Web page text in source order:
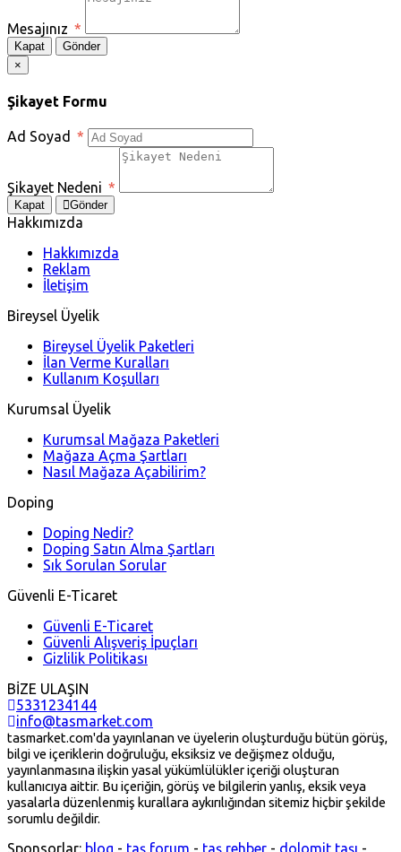
Mesajınız *
Kapat
Gönder
×
Şikayet Formu
Ad Soyad *
Şikayet Nedeni *
Kapat Gönder
Hakkımızda
Hakkımızda
Reklam
İletişim
Bireysel Üyelik
Bireysel Üyelik Paketleri
İlan Verme Kuralları
Kullanım Koşulları
Kurumsal Üyelik
Kurumsal Mağaza Paketleri
Mağaza Açma Şartları
Nasıl Mağaza Açabilirim?
Doping
Doping Nedir?
Doping Satın Alma Şartları
Sık Sorulan Sorular
Güvenli E-Ticaret
Güvenli E-Ticaret
Güvenli Alışveriş İpuçları
Gizlilik Politikası
BİZE ULAŞIN
5331234144
info@tasmarket.com
tasmarket.com'da yayınlanan ve üyelerin oluşturduğu bütün görüş,
bilgi ve içeriklerin doğruluğu, eksiksiz ve değişmez olduğu,
yayınlanmasına ilişkin yasal yükümlülükler içeriği oluşturan
kullanıcıya aittir. Bu içeriğin, görüş ve bilgilerin yanlış, eksik veya
yasalarla düzenlenmiş kurallara aykırılığından sitemiz hiçbir şekilde
sorumlu değildir.
Sponsorlar: blog - taş forum - taş rehber - dolomit taşı -